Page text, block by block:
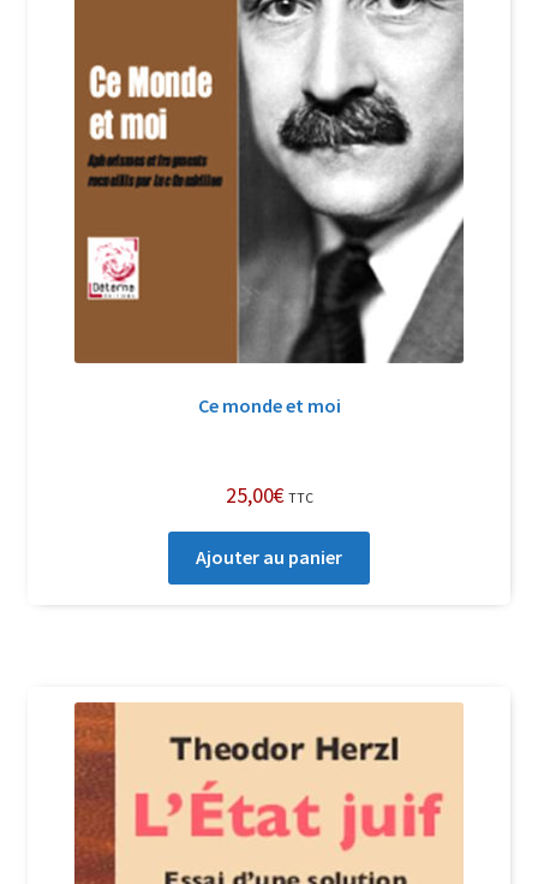
Ce monde et moi
25,00€ TTC
Ajouter au panier